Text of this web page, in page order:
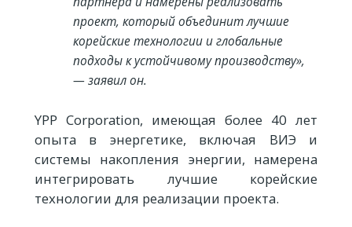
проект, который объединит лучшие
корейские технологии и глобальные
подходы к устойчивому производству»,
— заявил он.
YPP Corporation, имеющая более 40 лет
опыта в энергетике, включая ВИЭ и
системы накопления энергии, намерена
интегрировать лучшие корейские
технологии для реализации проекта.